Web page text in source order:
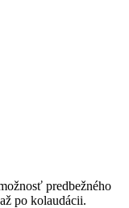
predbežného
po kolaudácii.